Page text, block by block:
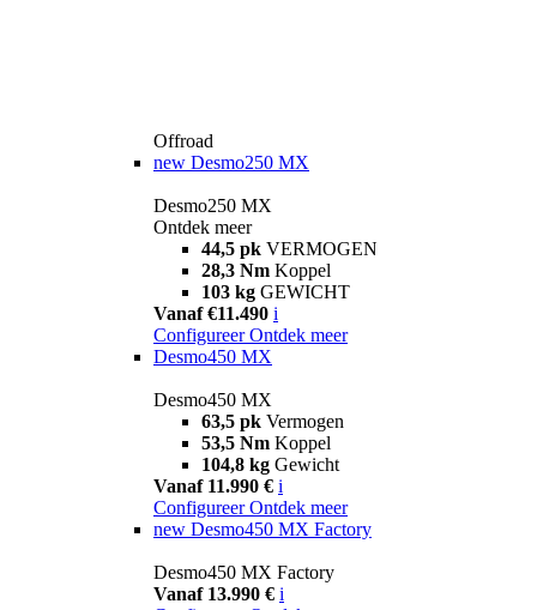
Offroad
new Desmo250 MX
Desmo250 MX
Ontdek meer
44,5 pk VERMOGEN
28,3 Nm Koppel
103 kg GEWICHT
Vanaf €11.490 i
Configureer Ontdek meer
Desmo450 MX
Desmo450 MX
63,5 pk Vermogen
53,5 Nm Koppel
104,8 kg Gewicht
Vanaf 11.990 € i
Configureer Ontdek meer
new Desmo450 MX Factory
Desmo450 MX Factory
Vanaf 13.990 € i